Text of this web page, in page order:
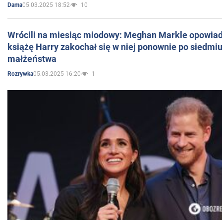
Dama05.03.2025 18:52 10
Wrócili na miesiąc miodowy: Meghan Markle
książę Harry zakochał się w niej ponownie po
małżeństwa
Rozrywka05.03.2025 16:20 1